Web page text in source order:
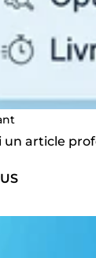
un article